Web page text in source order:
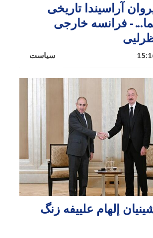
آراسیندا تاریخی
- فرانسه خارجی
سیاست
إلهام علييفه زنگ